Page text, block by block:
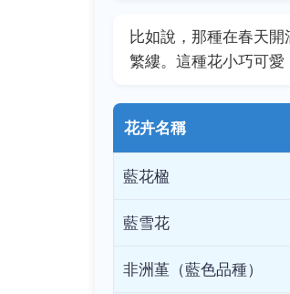
比如說，那種在春天
繁縷。這種花小巧可愛
花卉名稱
藍花楹
藍雪花
非洲堇（藍色品種）